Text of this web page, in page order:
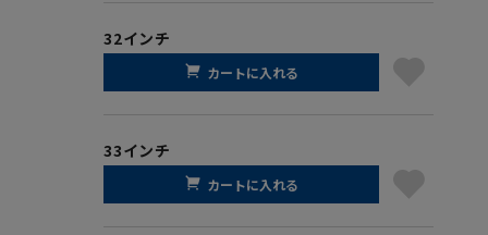
32インチ
カートに入れる
33インチ
カートに入れる